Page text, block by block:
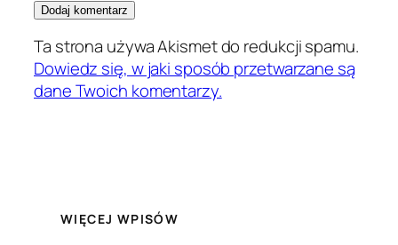
Ta strona używa Akismet do redukcji spamu.
Dowiedz się, w jaki sposób przetwarzane są
dane Twoich komentarzy.
WIĘCEJ WPISÓW